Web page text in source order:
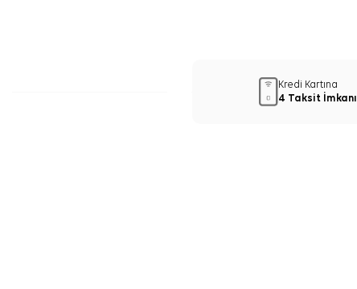
Kredi Kartına
4 Taksit İmkanı